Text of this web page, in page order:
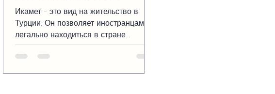
Икамет - это вид на жительство в
Турции. Он позволяет иностранцам
легально находиться в стране
длительное время, работать, учиться
и пользоваться многими